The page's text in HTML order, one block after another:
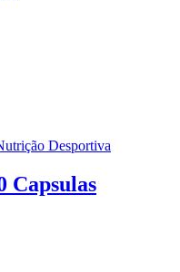
Desportiva
Capsulas